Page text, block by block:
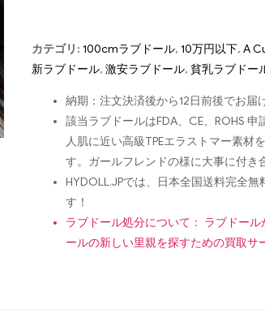
カテゴリ: 100cmラブドール, 10万円以下, A
新ラブドール, 激安ラブドール, 貧乳ラブドー
納期：注文決済後から12日前後でお届
該当ラブドールはFDA、CE、ROHS
人肌に近い高級TPEエラストマー素材
す。ガールフレンドの様に大事に付き
HYDOLL.JPでは、日本全国送料完全
す！
ラブドール処分について： ラブドール
ールの新しい里親を探すための買取サ